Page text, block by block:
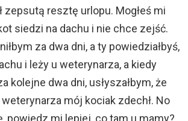
zepsutą resztę urlopu. Mogłeś mi
siedzi na dachu i nie chce zejść.
za dwa dni, a ty powiedziałbyś,
i leży u weterynarza, a kiedy
kolejne dwa dni, usłyszałbym, że
mój kociak zdechł. No
powiedz mi lepiej, co tam u mamy?